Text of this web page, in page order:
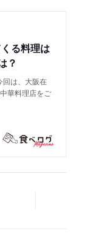
る料理は
？
回は、大阪在
華料理店をご